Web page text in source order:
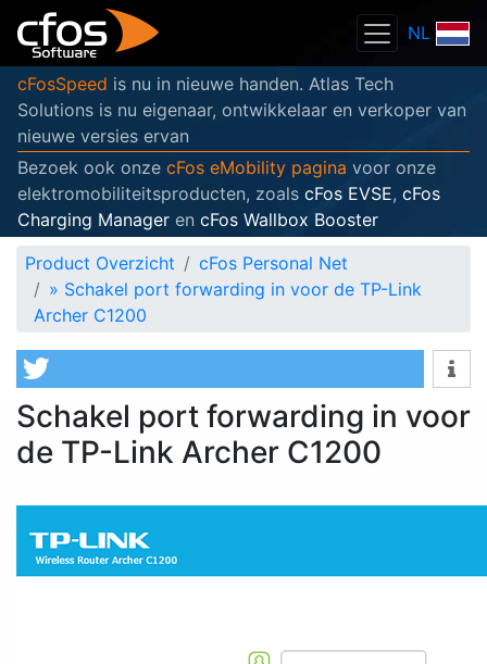
NL
cFosSpeed is nu in nieuwe handen. Atlas Tech
Solutions is nu eigenaar, ontwikkelaar en verkoper van
nieuwe versies ervan
Bezoek ook onze cFos eMobility pagina voor onze
elektromobiliteitsproducten, zoals cFos EVSE, cFos
Charging Manager en cFos Wallbox Booster
Product Overzicht
cFos Personal Net
» Schakel port forwarding in voor de TP-Link
Archer C1200
Schakel port forwarding in voor
de TP-Link Archer C1200